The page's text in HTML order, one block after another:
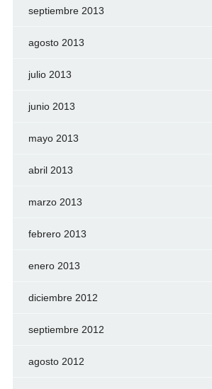
septiembre 2013
agosto 2013
julio 2013
junio 2013
mayo 2013
abril 2013
marzo 2013
febrero 2013
enero 2013
diciembre 2012
septiembre 2012
agosto 2012